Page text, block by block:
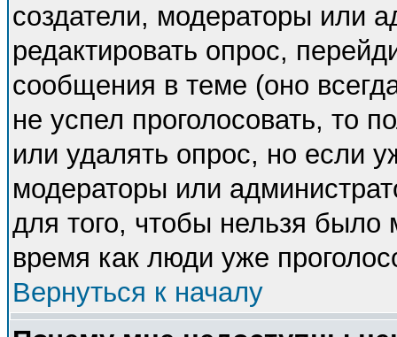
создатели, модераторы или
редактировать опрос,
сообщения в теме (оно
не успел проголосовать, то
или удалять опрос, но если
модераторы или
для того, чтобы нельзя было
время как люди уже
Вернуться к началу